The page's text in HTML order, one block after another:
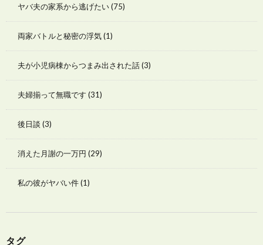
ヤバ夫の家系から逃げたい(75)
両家バトルと秘密の浮気(1)
夫が小児病棟からつまみ出された話(3)
夫婦揃って無職です (31)
後日談 (3)
消えた月謝の一万円 (29)
私の彼がヤバい件(1)
タグ